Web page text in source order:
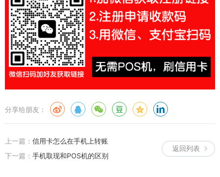
分享给朋友：
返回列表
上一篇： 信用卡怎么在手机上转账
下一篇： 手机取现和POS机的区别